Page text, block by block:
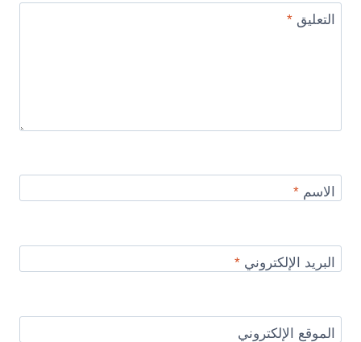
التعليق*
الاسم*
البريد الإلكتروني*
الموقع الإلكتروني